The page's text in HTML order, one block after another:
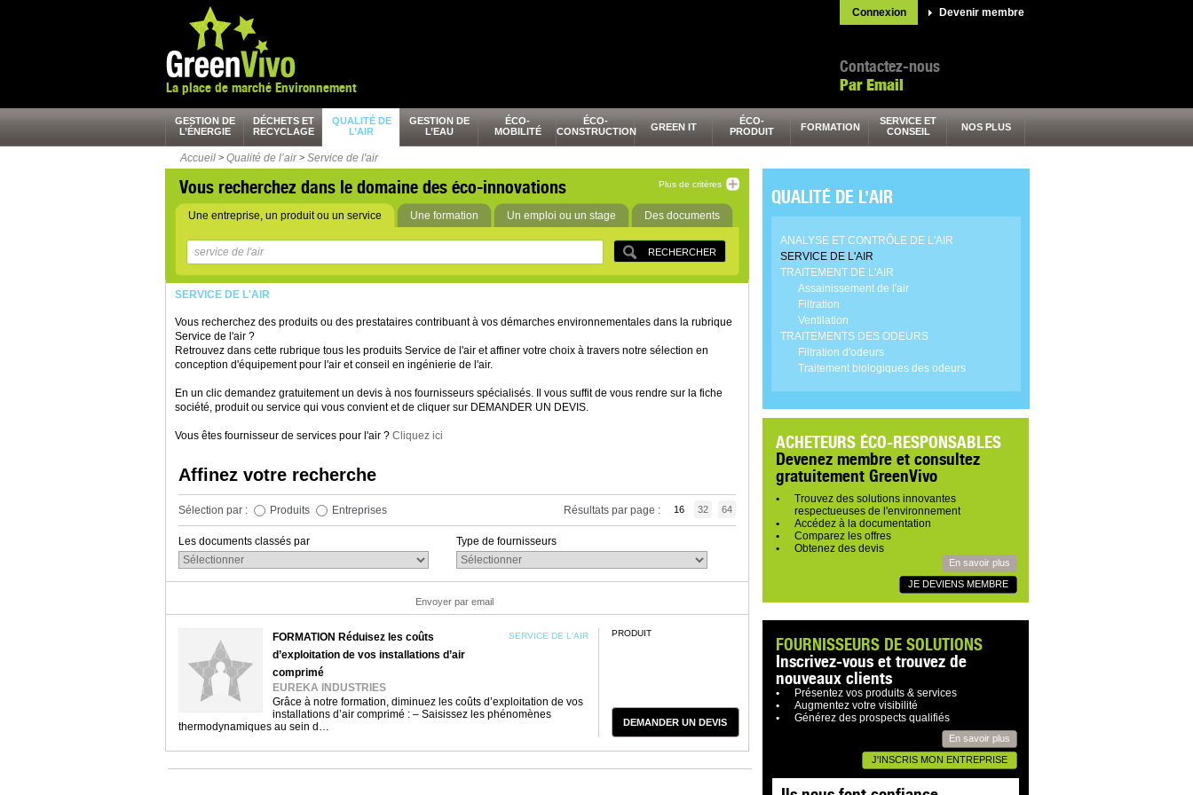
Connexion Devenir membre
Contactez-nous
Par Email
La place de marché Environnement
GESTION DE
L’ÉNERGIE
DÉCHETS ET
RECYCLAGE
QUALITÉ DE
L’AIR
GESTION DE
L’EAU
ÉCO-
MOBILITÉ
ÉCO-
CONSTRUCTION
GREEN IT
ÉCO-
PRODUIT
FORMATION
SERVICE ET
CONSEIL
NOS PLUS
Accueil > Qualité de l’air > Service de l'air
Vous recherchez dans le domaine des éco-innovations Plus de critères
Une entreprise, un produit ou un service Une formation Un emploi ou un stage Des documents
SERVICE DE L'AIR
Vous recherchez des produits ou des prestataires contribuant à vos démarches environnementales dans la rubrique
Service de l'air ?
Retrouvez dans cette rubrique tous les produits Service de l'air et affiner votre choix à travers notre sélection en
conception d'équipement pour l'air et conseil en ingénierie de l'air.
En un clic demandez gratuitement un devis à nos fournisseurs spécialisés. Il vous suffit de vous rendre sur la fiche
société, produit ou service qui vous convient et de cliquer sur DEMANDER UN DEVIS.
Vous êtes fournisseur de services pour l'air ? Cliquez ici
Affinez votre recherche
Sélection par : Produits Entreprises Résultats par page : 16 32 64
Les documents classés par Type de fournisseurs
Envoyer par email
SERVICE DE L'AIR
FORMATION Réduisez les coûts
d’exploitation de vos installations d’air
comprimé
EUREKA INDUSTRIES
Grâce à notre formation, diminuez les coûts d’exploitation de vos
installations d’air comprimé : – Saisissez les phénomènes
thermodynamiques au sein d…
PRODUIT
DEMANDER UN DEVIS
QUALITÉ DE L’AIR
ANALYSE ET CONTRÔLE DE L'AIR
SERVICE DE L'AIR
TRAITEMENT DE L'AIR
Assainissement de l'air
Filtration
Ventilation
TRAITEMENTS DES ODEURS
Filtration d'odeurs
Traitement biologiques des odeurs
ACHETEURS ÉCO-RESPONSABLES
Devenez membre et consultez
gratuitement GreenVivo
Trouvez des solutions innovantes
respectueuses de l'environnement
Accédez à la documentation
Comparez les offres
Obtenez des devis
En savoir plus
JE DEVIENS MEMBRE
FOURNISSEURS DE SOLUTIONS
Inscrivez-vous et trouvez de
nouveaux clients
Présentez vos produits & services
Augmentez votre visibilité
Générez des prospects qualifiés
En savoir plus
J'INSCRIS MON ENTREPRISE